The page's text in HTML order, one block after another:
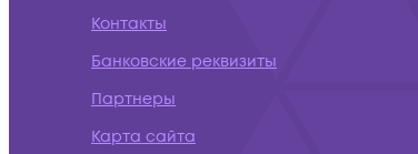
Контакты
Банковские реквизиты
Партнеры
Карта сайта